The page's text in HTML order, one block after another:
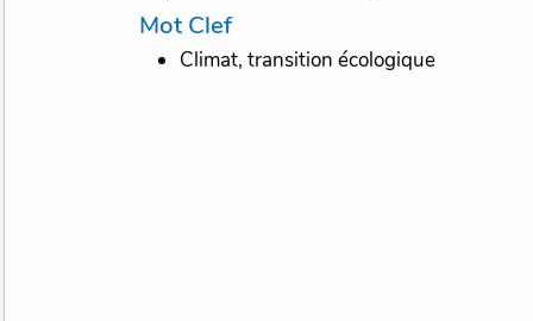
Mot Clef
Climat, transition écologique